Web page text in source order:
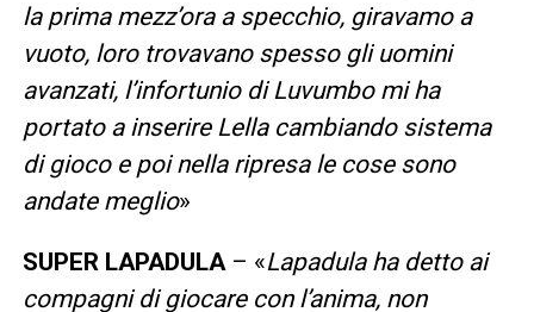
la prima mezz’ora a specchio, giravamo a
vuoto, loro trovavano spesso gli uomini
avanzati, l’infortunio di Luvumbo mi ha
portato a inserire Lella cambiando sistema
di gioco e poi nella ripresa le cose sono
andate meglio»
SUPER LAPADULA– «Lapadula ha detto ai
compagni di giocare con l’anima, non